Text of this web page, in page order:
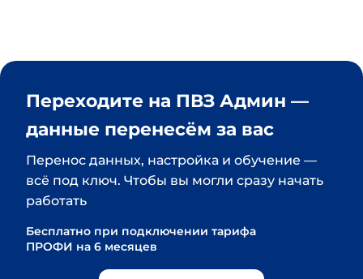
Переходите на ПВЗ Админ —
данные перенесём за вас
Перенос данных, настройка и обучение —
всё под ключ. Чтобы вы могли сразу начать
работать
Бесплатно при подключении тарифа
ПРОФИ на 6 месяцев